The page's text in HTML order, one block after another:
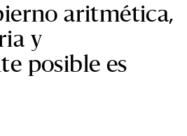
aritmética,
y
posible es